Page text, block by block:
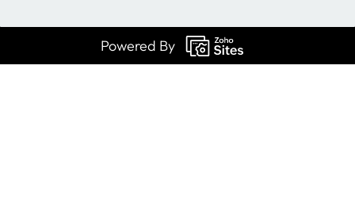
Powered By